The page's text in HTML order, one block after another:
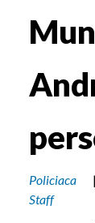
Policiaca |
Staff